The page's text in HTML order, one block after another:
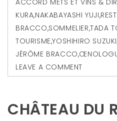
KURA,NAKABAYASHI YUJI,
BRACCO,SOMMELIER,TADA
TOURISME,YOSHIHIRO SUZUKI
JÉRÔME BRACCO,
LEAVE A COMMENT
CHÂTEAU DU